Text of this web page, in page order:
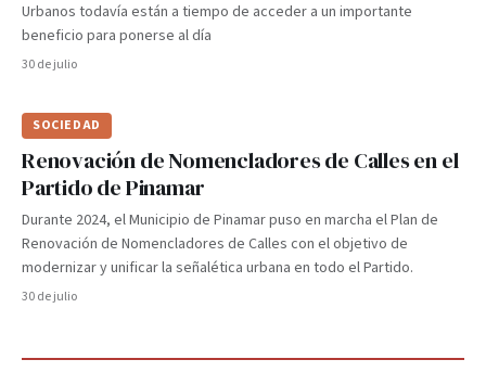
Urbanos todavía están a tiempo de acceder a un importante
beneficio para ponerse al día
30 de julio
SOCIEDAD
Renovación de Nomencladores de Calles en el
Partido de Pinamar
Durante 2024, el Municipio de Pinamar puso en marcha el Plan de
Renovación de Nomencladores de Calles con el objetivo de
modernizar y unificar la señalética urbana en todo el Partido.
30 de julio